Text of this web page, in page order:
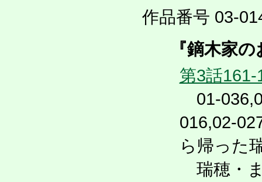
作品番号 03-
『鏑木家
第3話161-
01-
016,02-
ら帰った
瑞穂・